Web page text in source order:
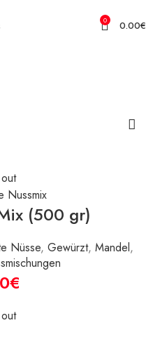
0 0.00€
(500 gr)
Nüsse, Gewürzt, Mandel,
€